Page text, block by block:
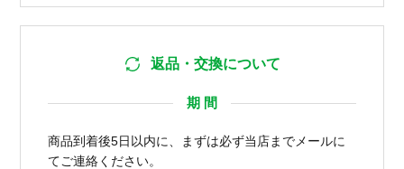
返品・交換について
期 間
商品到着後5日以内に、まずは必ず当店までメールに
てご連絡ください。